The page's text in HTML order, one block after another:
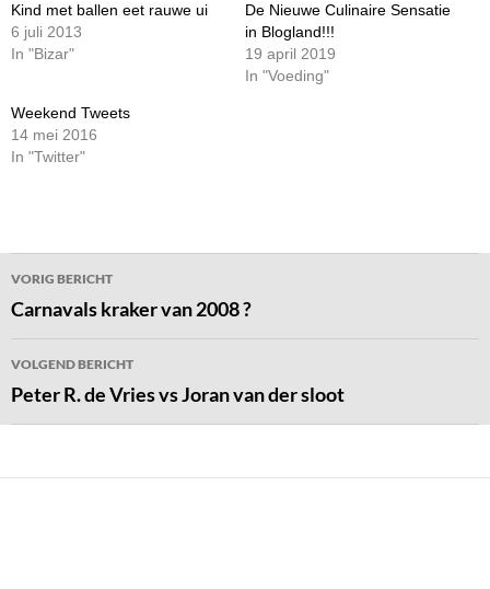
Kind met ballen eet rauwe ui
6 juli 2013
In "Bizar"
De Nieuwe Culinaire Sensatie
in Blogland!!!
19 april 2019
In "Voeding"
Weekend Tweets
14 mei 2016
In "Twitter"
Bericht
navigatie
VORIG BERICHT
Carnavals kraker van 2008 ?
VOLGEND BERICHT
Peter R. de Vries vs Joran van der sloot